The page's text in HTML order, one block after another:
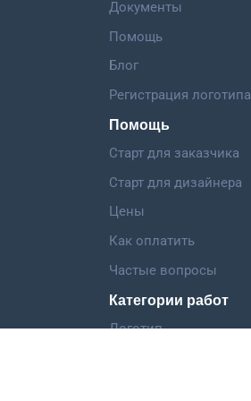
Документы
Помощь
Блог
Регистрация логотипа
Помощь
Старт для заказчика
Старт для дизайнера
Цены
Как оплатить
Частые вопросы
Категории работ
Логотип